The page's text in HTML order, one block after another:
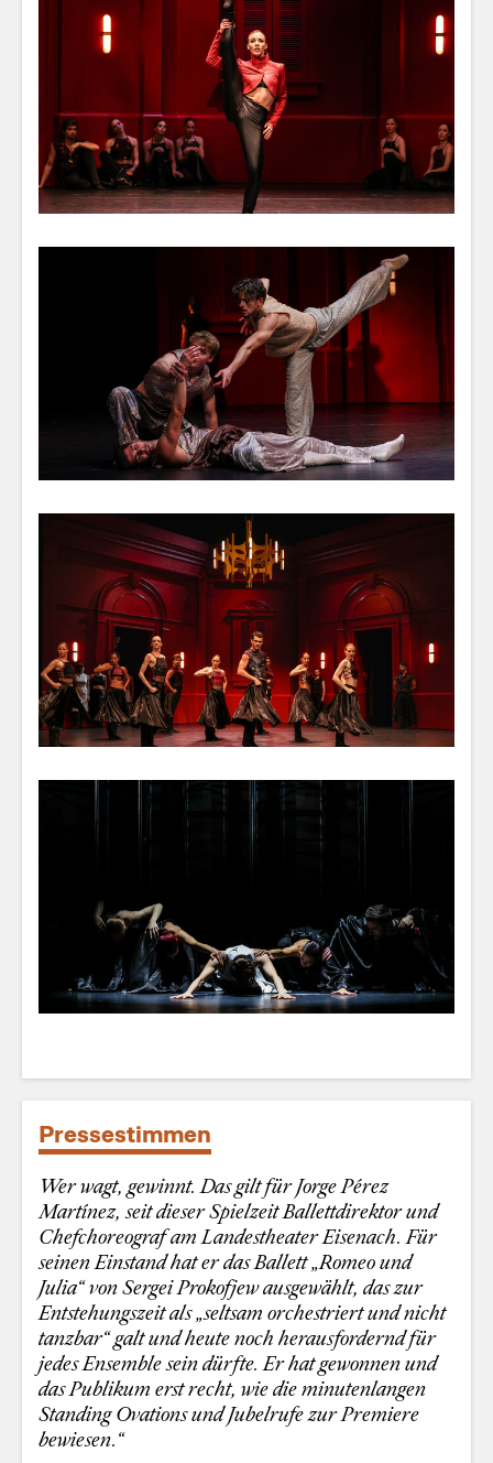
Pressestimmen
Wer wagt, gewinnt. Das gilt für Jorge Pérez
Martínez, seit dieser Spielzeit Ballettdirektor und
Chefchoreograf am Landestheater Eisenach. Für
seinen Einstand hat er das Ballett „Romeo und
Julia“ von Sergei Prokofjew ausgewählt, das zur
Entstehungszeit als „seltsam orchestriert und nicht
tanzbar“ galt und heute noch herausfordernd für
jedes Ensemble sein dürfte. Er hat gewonnen und
das Publikum erst recht, wie die minutenlangen
Standing Ovations und Jubelrufe zur Premiere
bewiesen.“